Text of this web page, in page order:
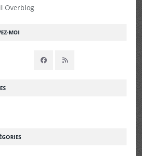
MOI
Overblog